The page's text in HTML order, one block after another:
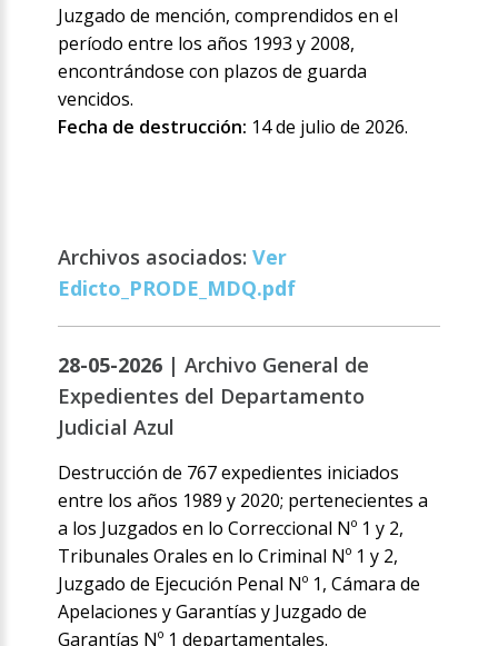
Juzgado de mención, comprendidos en el
período entre los años 1993 y 2008,
encontrándose con plazos de guarda
vencidos.
Fecha de destrucción: 14 de julio de 2026.
Archivos asociados:Ver
Edicto_PRODE_MDQ.pdf
28-05-2026 |Archivo General de
Expedientes del Departamento
Judicial Azul
Destrucción de 767 expedientes iniciados
entre los años 1989 y 2020; pertenecientes a
a los Juzgados en lo Correccional Nº 1 y 2,
Tribunales Orales en lo Criminal Nº 1 y 2,
Juzgado de Ejecución Penal Nº 1, Cámara de
Apelaciones y Garantías y Juzgado de
Garantías Nº 1 departamentales.